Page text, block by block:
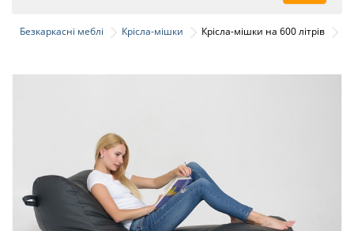
Безкаркасні меблі Крісла-мішки Крісла-мішки на 600 літрів